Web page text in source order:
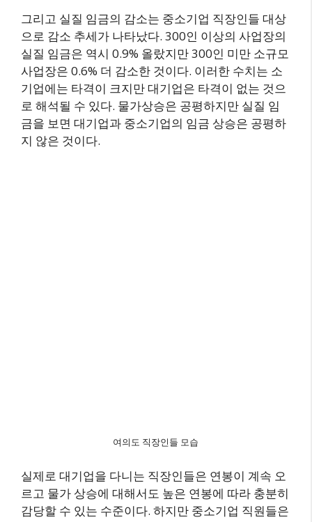
그리고 실질 임금의 감소는 중소기업 직장인들 대상
으로 감소 추세가 나타났다. 300인 이상의 사업장의
실질 임금은 역시 0.9% 올랐지만 300인 미만 소규모
사업장은 0.6% 더 감소한 것이다. 이러한 수치는 소
기업에는 타격이 크지만 대기업은 타격이 없는 것으
로 해석될 수 있다. 물가상승은 공평하지만 실질 임
금을 보면 대기업과 중소기업의 임금 상승은 공평하
지 않은 것이다.
여의도 직장인들 모습
실제로 대기업을 다니는 직장인들은 연봉이 계속 오
르고 물가 상승에 대해서도 높은 연봉에 따라 충분히
감당할 수 있는 수준이다. 하지만 중소기업 직원들은